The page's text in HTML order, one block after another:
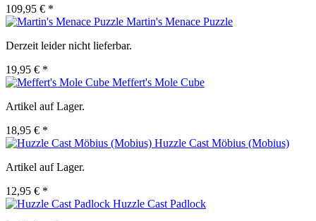
109,95 € *
Martin's Menace Puzzle
Derzeit leider nicht lieferbar.
19,95 € *
Meffert's Mole Cube
Artikel auf Lager.
18,95 € *
Huzzle Cast Möbius (Mobius)
Artikel auf Lager.
12,95 € *
Huzzle Cast Padlock